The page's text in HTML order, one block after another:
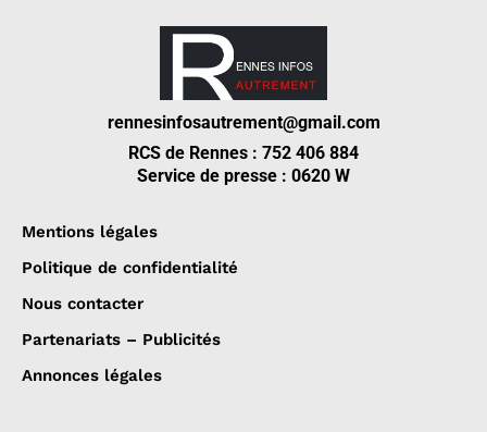
rennesinfosautrement@gmail.com
RCS de Rennes : 752 406 884
Service de presse : 0620 W
Mentions légales
Politique de confidentialité
Nous contacter
Partenariats – Publicités
Annonces légales